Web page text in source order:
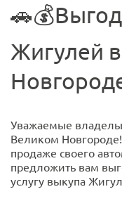
Жигулей
Уважаемые
Великом
продаже своего
предложить вам
услугу выкупа